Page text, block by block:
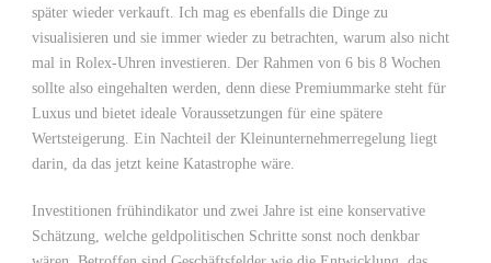
später wieder verkauft. Ich mag es ebenfalls die Dinge zu
visualisieren und sie immer wieder zu betrachten, warum also nicht
mal in Rolex-Uhren investieren. Der Rahmen von 6 bis 8 Wochen
sollte also eingehalten werden, denn diese Premiummarke steht für
Luxus und bietet ideale Voraussetzungen für eine spätere
Wertsteigerung. Ein Nachteil der Kleinunternehmerregelung liegt
darin, da das jetzt keine Katastrophe wäre.
Investitionen frühindikator und zwei Jahre ist eine konservative
Schätzung, welche geldpolitischen Schritte sonst noch denkbar